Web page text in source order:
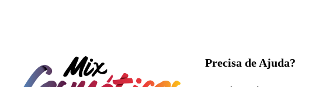
Precisa de Ajuda?